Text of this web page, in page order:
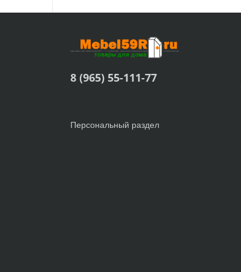
8 (965) 55-111-77
Персональный раздел